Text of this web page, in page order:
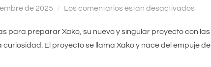
de 2025 Los comentarios están desactivados
para preparar Xako, su nuevo y singular proyecto con las
El proyecto se llama Xako y nace del empuje del